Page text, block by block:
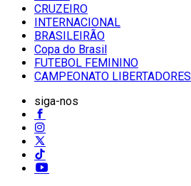
CRUZEIRO
INTERNACIONAL
BRASILEIRÃO
Copa do Brasil
FUTEBOL FEMININO
CAMPEONATO LIBERTADORES
siga-nos